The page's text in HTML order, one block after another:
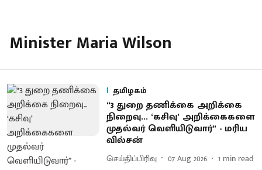
Minister Maria Wilson
தமிழகம்
“3 துறை தணிக்கை அறிக்கை
நிறைவு... ‘கசிவு’ அறிக்கைகளை
முதல்வர் வெளியிடுவார்” - மரிய
வில்சன்
செய்திப்பிரிவு 07 Aug 2026 1 min read